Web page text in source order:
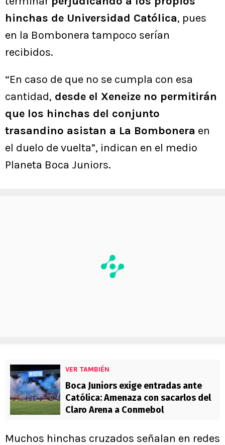
hinchas de Universidad Católica, pues
en la Bombonera tampoco serían
recibidos.
“En caso de que no se cumpla con esa
cantidad, desde el Xeneize no permitirán
que los hinchas del conjunto
trasandino asistan a La Bombonera en
el duelo de vuelta”, indican en el medio
Planeta Boca Juniors.
VER TAMBIÉN
Boca Juniors exige entradas ante
Católica: Amenaza con sacarlos del
Claro Arena a Conmebol
Muchos hinchas cruzados señalan en redes